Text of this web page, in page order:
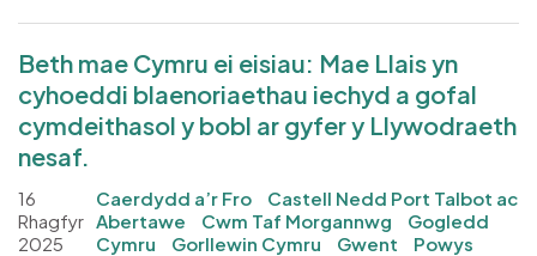
Beth mae Cymru ei eisiau: Mae Llais yn
cyhoeddi blaenoriaethau iechyd a gofal
cymdeithasol y bobl ar gyfer y Llywodraeth
nesaf.
16
Rhagfyr
2025
Caerdydd a’r Fro
Castell Nedd Port Talbot ac
Abertawe
Cwm Taf Morgannwg
Gogledd
Cymru
Gorllewin Cymru Gwent Powys